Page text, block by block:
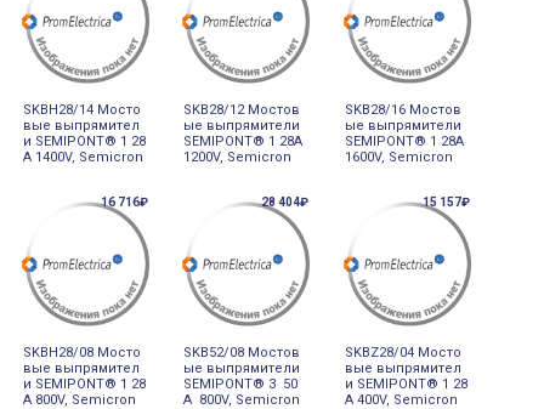
SKBH28/14 Мосто
вые выпрямител
и SEMIPONT® 1 28
A 1400V, Semicron
SKB28/12 Мостов
ые выпрямители
SEMIPONT® 1 28A
1200V, Semicron
SKB28/16 Мостов
ые выпрямители
SEMIPONT® 1 28A
1600V, Semicron
16 716₽
SKBH28/08 Мосто
вые выпрямител
и SEMIPONT® 1 28
A 800V, Semicron
28 404₽
SKB52/08 Мостов
ые выпрямители
SEMIPONT® 3 50
A 800V, Semicron
15 157₽
SKBZ28/04 Мосто
вые выпрямител
и SEMIPONT® 1 28
A 400V, Semicron